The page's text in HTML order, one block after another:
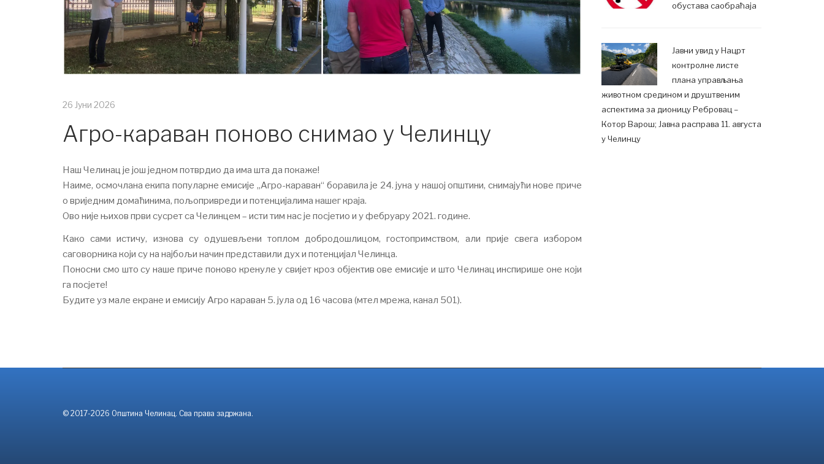
26 Јуни 2026
Агро-караван поново снимао у Челинцу
Наш Челинац је још једном потврдио да има шта да покаже!
Наиме, осмочлана екипа популарне емисије „Агро-караван“ боравила је 24. јуна у нашој општини, снимајући нове приче
о вриједним домаћинима, пољопривреди и потенцијалима нашег краја.
Ово није њихов први сусрет са Челинцем – исти тим нас је посјетио и у фебруару 2021. године.
Како сами истичу, изнова су одушевљени топлом добродошлицом, гостопримством, али прије свега избором
саговорника који су на најбољи начин представили дух и потенцијал Челинца.
Поносни смо што су наше приче поново кренуле у свијет кроз објектив ове емисије и што Челинац инспирише оне који
га посјете!
Будите уз мале екране и емисију Агро караван 5. јула од 16 часова (мтел мрежа, канал 501).
обустава саобраћаја
Јавни увид у Нацрт
контролне листе
плана управљања
животном средином и друштвеним
аспектима за дионицу Ребровац –
Котор Варош; Јавна расправа 11. августа
у Челинцу
© 2017-2026 Општина Челинац. Сва права задржана.